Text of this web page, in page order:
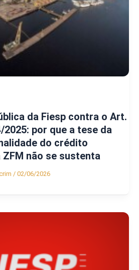
da Fiesp contra o Art.
2025: por que a tese da
do crédito
não se sustenta
/ 02/06/2026